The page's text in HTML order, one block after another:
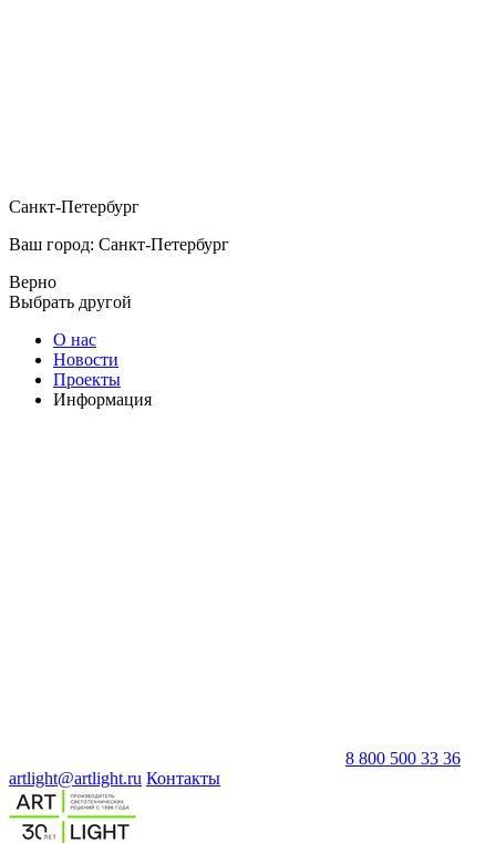
Санкт-Петербург
Ваш город: Санкт-Петербург
Верно
Выбрать другой
О нас
Новости
Проекты
Информация
8 800 500 33 36
artlight@artlight.ru Контакты